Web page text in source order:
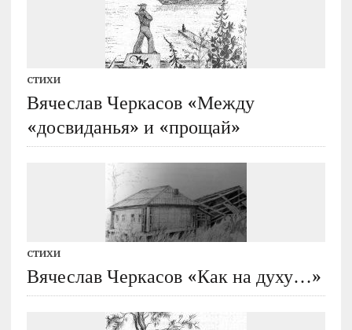
СТИХИ
Вячеслав Черкасов «Между
«досвиданья» и «прощай»
СТИХИ
Вячеслав Черкасов «Как на духу…»